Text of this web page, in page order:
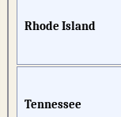
Rhode Island
Tennessee